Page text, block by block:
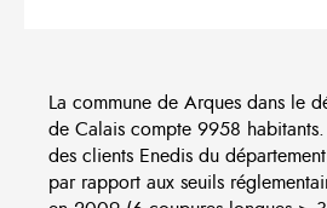
La commune de Arques dans le
de Calais compte 9958
des clients Enedis du
par rapport aux seuils